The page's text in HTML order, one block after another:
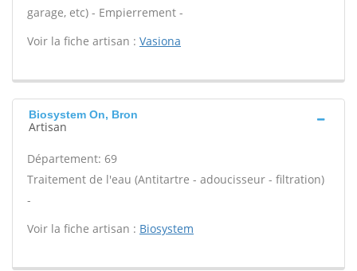
garage, etc) - Empierrement -
Voir la fiche artisan : Vasiona
Biosystem On, Bron
Artisan
Département: 69
Traitement de l'eau (Antitartre - adoucisseur - filtration)
-
Voir la fiche artisan : Biosystem